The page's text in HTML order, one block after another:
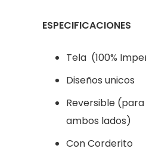
ESPECIFICACIONES
Tela (100%
Diseños unicos
Reversible
ambos lados)
Con Corderito